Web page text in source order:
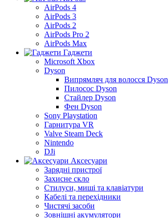
AirPods 4
AirPods 3
AirPods 2
AirPods Pro 2
AirPods Max
Гаджети
Microsoft Xbox
Dyson
Випрямляч для волосся Dyson
Пилосос Dyson
Стайлер Dyson
Фен Dyson
Sony Playstation
Гарнитура VR
Valve Steam Deck
Nintendo
DJi
Аксесуари
Зарядні пристрої
Захисне скло
Стилуси, миші та клавіатури
Кабелі та перехідники
Чистячі засоби
Зовнішні акумулятори